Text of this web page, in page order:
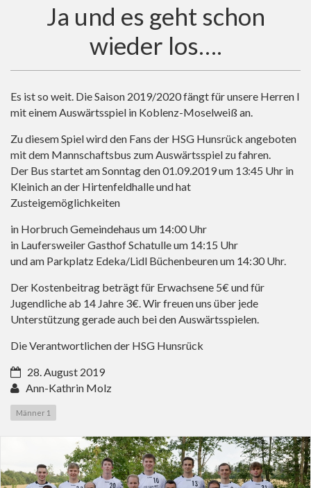
Ja und es geht schon
wieder los….
Es ist so weit. Die Saison 2019/2020 fängt für unsere Herren I
mit einem Auswärtsspiel in Koblenz-Moselweiß an.
Zu diesem Spiel wird den Fans der HSG Hunsrück angeboten
mit dem Mannschaftsbus zum Auswärtsspiel zu fahren.
Der Bus startet am Sonntag den 01.09.2019 um 13:45 Uhr in
Kleinich an der Hirtenfeldhalle und hat
Zusteigemöglichkeiten
in Horbruch Gemeindehaus um 14:00 Uhr
in Laufersweiler Gasthof Schatulle um 14:15 Uhr
und am Parkplatz Edeka/Lidl Büchenbeuren um 14:30 Uhr.
Der Kostenbeitrag beträgt für Erwachsene 5€ und für
Jugendliche ab 14 Jahre 3€. Wir freuen uns über jede
Unterstützung gerade auch bei den Auswärtsspielen.
Die Verantwortlichen der HSG Hunsrück
28. August 2019
Ann-Kathrin Molz
Männer 1